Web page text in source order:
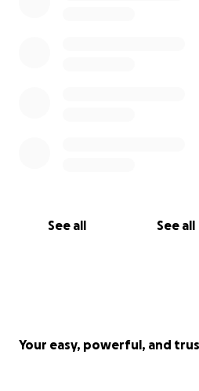
See all See all
Your easy, powerful, and